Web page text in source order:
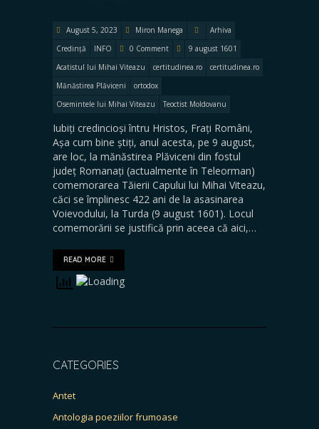
August 5, 2023 Miron Manega
Arhiva
Credință
INFO 0 Comment
9 august 1601
Acatistul lui Mihai Viteazu
certitudinea.ro
certitudinea.ro
Mănăstirea Plăviceni
ortodox
Osemintele lui Mihai Viteazu
Teoctist Moldovanu
Iubiți credincioși întru Hristos, Frați Români,
Așa cum bine știți, anul acesta, pe 9 august,
are loc, la mănăstirea Plăviceni din fostul
județ Romanați (actualmente în Teleorman)
comemorarea Tăierii Capului lui Mihai Viteazu,
căci se împlinesc 422 ani de la asasinarea
Voievodului, la Turda (9 august 1601). Locul
comemorării se justifică prin aceea că aici,…
READ MORE
CATEGORIES
Antet
Antologia poeziilor frumoase